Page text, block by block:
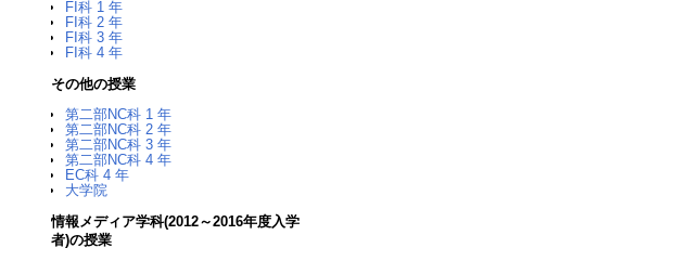
FI科 1 年
FI科 2 年
FI科 3 年
FI科 4 年
その他の授業
第二部NC科 1 年
第二部NC科 2 年
第二部NC科 3 年
第二部NC科 4 年
EC科 4 年
大学院
情報メディア学科(2012～2016年度入学
者)の授業